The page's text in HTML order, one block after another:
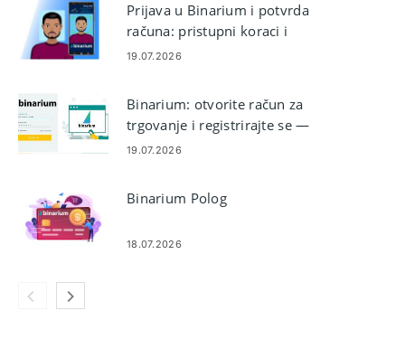
Prijava u Binarium i potvrda
računa: pristupni koraci i
dokumenti
19.07.2026
Binarium: otvorite račun za
trgovanje i registrirajte se —
koraci i zahtjevi
19.07.2026
Binarium Polog
18.07.2026